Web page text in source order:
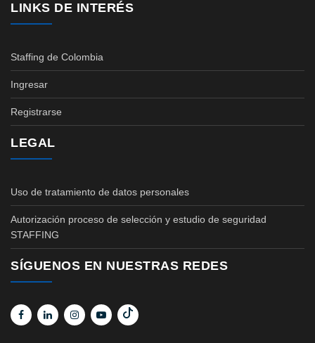
LINKS DE INTERÉS
Staffing de Colombia
Ingresar
Registrarse
LEGAL
Uso de tratamiento de datos personales
Autorización proceso de selección y estudio de seguridad
STAFFING
SÍGUENOS EN NUESTRAS REDES